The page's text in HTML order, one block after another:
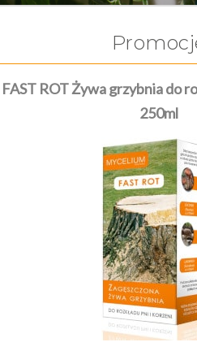
FAST ROT Żywa grzybnia do
250ml